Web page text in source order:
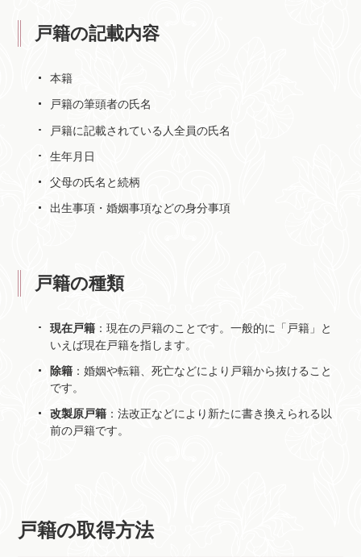
戸籍の記載内容
本籍
戸籍の筆頭者の氏名
戸籍に記載されている人全員の氏名
生年月日
父母の氏名と続柄
出生事項・婚姻事項などの身分事項
戸籍の種類
現在戸籍 ：現在の戸籍のことです。一般的に「戸籍」と
いえば現在戸籍を指します。
除籍 ：婚姻や転籍、死亡などにより戸籍から抜けること
です。
改製原戸籍 ：法改正などにより新たに書き換えられる以
前の戸籍です。
戸籍の取得方法